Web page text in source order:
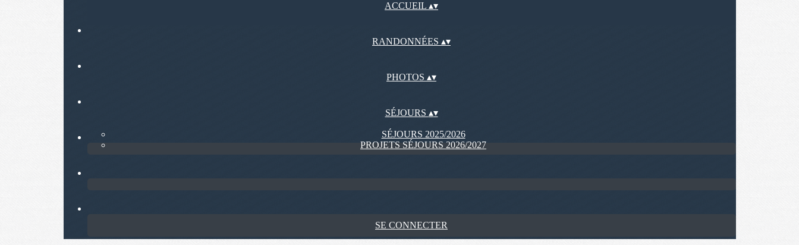
ACCUEIL ▴▾
RANDONNÉES ▴▾
PHOTOS ▴▾
SÉJOURS ▴▾
SÉJOURS 2025/2026
PROJETS SÉJOURS 2026/2027
SE CONNECTER